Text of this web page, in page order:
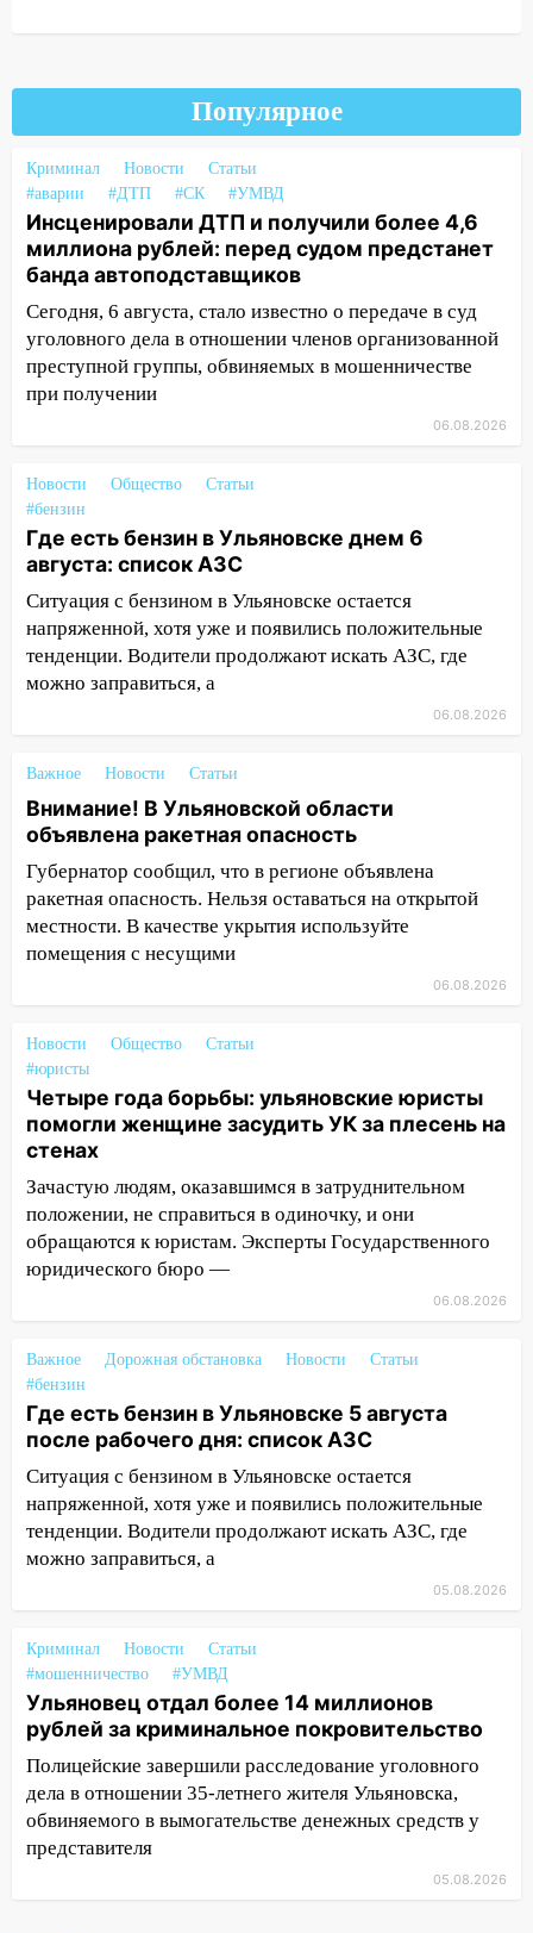
67% ульяновцев готовы
передумать увольняться, если им
повысят зарплату
14:01
Инсценировали ДТП и получили
более 4,6 миллиона рублей: перед
судом предстанет банда
автоподставщиков
13:36 В Инзе произошел крупный пожар
13:00 В суде защитили репутацию
мужчины, которого необоснованно
12:28
Миллион на «льготниках»: в
Ульяновской области перевозчик
провернул хитрую схему с чужими
проездными
12:10 Ульяновский алиментщик накопил
120 тысяч долга
11:49
Снят режим «Ракетная
опасность» на территории Ульяновской
11:30
Кабмин РФ разрешил до 1 июля
2027 года импорт, выпуск и обращение
бензина Евро 2, Евро 3, Евро 4
11:12 Соцсети: на Рябикова автомобиль
врезался в забор
10:27 Где есть бензин в Ульяновске
днем 6 августа: список АЗС
объявлена ракетная опасность
10:00 В Старомайнском районе утонул
51-летний мужчина
09:50
застрял в тепловозе
09:44 Ульяновские спасатели помогли
юному велосипедисту на улице
Чернышевского
велосипеда
07:18
тридцатиградусная жара: какая будет
погода в четверг
06:00 Четыре года борьбы: ульяновские
юристы помогли женщине засудить УК
за плесень на стенах
прочность
05.08.2026
22:58 Соцсети: на проспекте Тюленева
ДТП с мотоциклистом
20:22
Мошенники обманули 92-летнюю
жительницу Ульяновской области
19:14 Житель Ульяновской области
подвез троих незнакомцев на трассе и
Популярное
Криминал Новости
Статьи
#аварии
#ДТП #СК #УМВД
Инсценировали ДТП и получили более 4,6
миллиона рублей: перед судом предстанет
банда автоподставщиков
Сегодня, 6 августа, стало известно о передаче в суд
уголовного дела в отношении членов организованной
преступной группы, обвиняемых в мошенничестве
при получении
06.08.2026
Новости Общество
Статьи
#бензин
Где есть бензин в Ульяновске днем 6
августа: список АЗС
Ситуация с бензином в Ульяновске остается
напряженной, хотя уже и появились положительные
тенденции. Водители продолжают искать АЗС, где
можно заправиться, а
06.08.2026
Важное Новости Статьи
Внимание! В Ульяновской области
объявлена ракетная опасность
Губернатор сообщил, что в регионе объявлена
ракетная опасность. Нельзя оставаться на открытой
местности. В качестве укрытия используйте
помещения с несущими
06.08.2026
Новости Общество
Статьи
#юристы
Четыре года борьбы: ульяновские юристы
помогли женщине засудить УК за плесень на
стенах
Зачастую людям, оказавшимся в затруднительном
положении, не справиться в одиночку, и они
обращаются к юристам. Эксперты Государственного
юридического бюро —
06.08.2026
Важное Дорожная обстановка Новости
Статьи
#бензин
Где есть бензин в Ульяновске 5 августа
после рабочего дня: список АЗС
Ситуация с бензином в Ульяновске остается
напряженной, хотя уже и появились положительные
тенденции. Водители продолжают искать АЗС, где
можно заправиться, а
05.08.2026
Криминал Новости
Статьи
#мошенничество
#УМВД
Ульяновец отдал более 14 миллионов
рублей за криминальное покровительство
Полицейские завершили расследование уголовного
дела в отношении 35-летнего жителя Ульяновска,
обвиняемого в вымогательстве денежных средств у
представителя
05.08.2026